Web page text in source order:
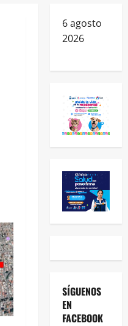
6 agosto
2026
SÍGUENOS
EN
FACEBOOK